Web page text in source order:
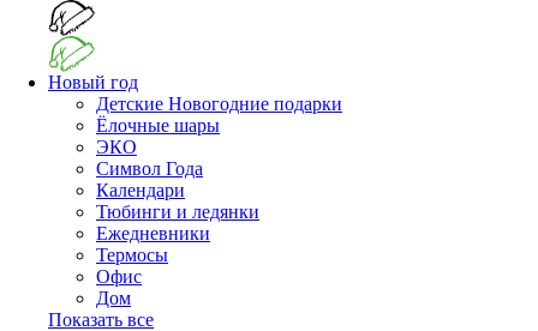
Новый год
Детские Новогодние подарки
Ёлочные шары
ЭКО
Символ Года
Календари
Тюбинги и ледянки
Ежедневники
Термосы
Офис
Дом
Показать все